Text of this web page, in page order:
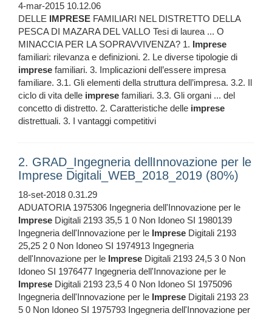
4-mar-2015 10.12.06
DELLE IMPRESE FAMILIARI NEL DISTRETTO DELLA
PESCA DI MAZARA DEL VALLO Tesi di laurea ... O
MINACCIA PER LA SOPRAVVIVENZA? 1. Imprese
familiari: rilevanza e definizioni. 2. Le diverse tipologie di
imprese familiari. 3. Implicazioni dell’essere impresa
familiare. 3.1. Gli elementi della struttura dell’impresa. 3.2. Il
ciclo di vita delle imprese familiari. 3.3. Gli organi ... del
concetto di distretto. 2. Caratteristiche delle imprese
distrettuali. 3. I vantaggi competitivi
2. GRAD_Ingegneria dellInnovazione per le
Imprese Digitali_WEB_2018_2019 (80%)
18-set-2018 0.31.29
ADUATORIA 1975306 Ingegneria dell'Innovazione per le
Imprese Digitali 2193 35,5 1 0 Non Idoneo SI 1980139
Ingegneria dell'Innovazione per le Imprese Digitali 2193
25,25 2 0 Non Idoneo SI 1974913 Ingegneria
dell'Innovazione per le Imprese Digitali 2193 24,5 3 0 Non
Idoneo SI 1976477 Ingegneria dell'Innovazione per le
Imprese Digitali 2193 23,5 4 0 Non Idoneo SI 1975096
Ingegneria dell'Innovazione per le Imprese Digitali 2193 23
5 0 Non Idoneo SI 1975793 Ingegneria dell'Innovazione per